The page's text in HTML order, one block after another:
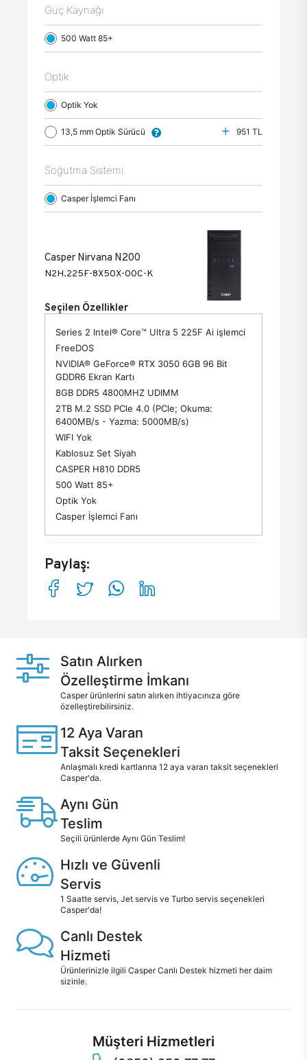
Güç Kaynağı
500 Watt 85+
Optik
Optik Yok
13,5 mm Optik Sürücü 951 TL
Soğutma Sistemi
Casper İşlemci Fanı
Casper Nirvana N200
N2H.225F-8X50X-00C-K
Seçilen Özellikler
Series 2 Intel® Core™ Ultra 5 225F Ai işlemci
FreeDOS
NVIDIA® GeForce® RTX 3050 6GB 96 Bit
GDDR6 Ekran Kartı
8GB DDR5 4800MHZ UDIMM
2TB M.2 SSD PCle 4.0 (PCle; Okuma:
6400MB/s - Yazma: 5000MB/s)
WIFI Yok
Kablosuz Set Siyah
CASPER H810 DDR5
500 Watt 85+
Optik Yok
Casper İşlemci Fanı
Paylaş:
Satın Alırken
Özelleştirme İmkanı
Casper ürünlerini satın alırken ihtiyacınıza göre
özelleştirebilirsiniz.
12 Aya Varan
Taksit Seçenekleri
Anlaşmalı kredi kartlarına 12 aya varan taksit seçenekleri
Casper'da.
Aynı Gün
Teslim
Seçili ürünlerde Aynı Gün Teslim!
Hızlı ve Güvenli
Servis
1 Saatte servis, Jet servis ve Turbo servis seçenekleri
Casper'da!
Canlı Destek
Hizmeti
Ürünlerinizle ilgili Casper Canlı Destek hizmeti her daim
sizinle.
Müşteri Hizmetleri